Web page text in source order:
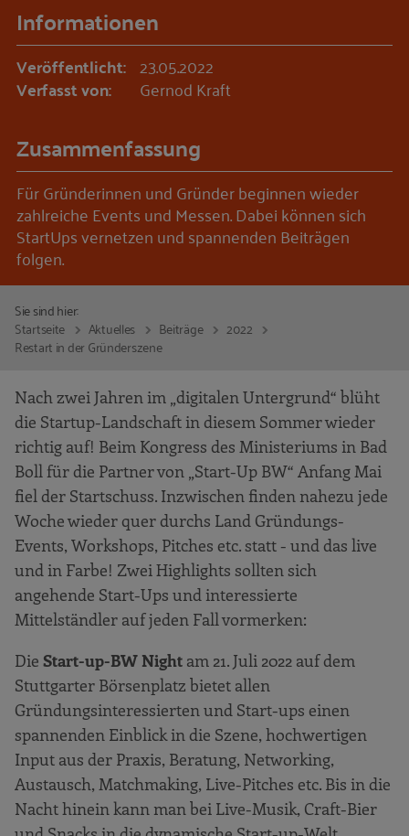
Informationen
Veröffentlicht: 23.05.2022
Verfasst von: Gernod Kraft
Zusammenfassung
Für Gründerinnen und Gründer beginnen wieder
zahlreiche Events und Messen. Dabei können sich
StartUps vernetzen und spannenden Beiträgen
folgen.
Sie sind hier:
Startseite
Aktuelles Beiträge
2022
Restart in der Gründerszene
Nach zwei Jahren im „digitalen Untergrund“ blüht
die Startup-Landschaft in diesem Sommer wieder
richtig auf! Beim Kongress des Ministeriums in Bad
Boll für die Partner von „Start-Up BW“ Anfang Mai
fiel der Startschuss. Inzwischen finden nahezu jede
Woche wieder quer durchs Land Gründungs-
Events, Workshops, Pitches etc. statt - und das live
und in Farbe! Zwei Highlights sollten sich
angehende Start-Ups und interessierte
Mittelständler auf jeden Fall vormerken:
Die Start-up-BW Night am 21. Juli 2022 auf dem
Stuttgarter Börsenplatz bietet allen
Gründungsinteressierten und Start-ups einen
spannenden Einblick in die Szene, hochwertigen
Input aus der Praxis, Beratung, Networking,
Austausch, Matchmaking, Live-Pitches etc. Bis in die
Nacht hinein kann man bei Live-Musik, Craft-Bier